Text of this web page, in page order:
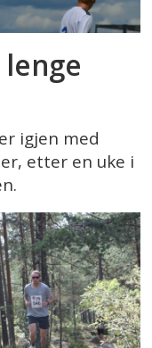
igjen med
etter en uke i